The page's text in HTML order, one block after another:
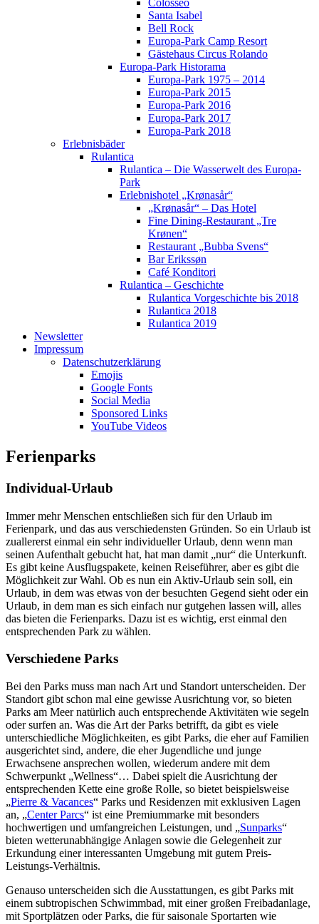
Colosseo
Santa Isabel
Bell Rock
Europa-Park Camp Resort
Gästehaus Circus Rolando
Europa-Park Historama
Europa-Park 1975 – 2014
Europa-Park 2015
Europa-Park 2016
Europa-Park 2017
Europa-Park 2018
Erlebnisbäder
Rulantica
Rulantica – Die Wasserwelt des Europa-
Park
Erlebnishotel „Krønasår“
„Krønasår“ – Das Hotel
Fine Dining-Restaurant „Tre
Krønen“
Restaurant „Bubba Svens“
Bar Erikssøn
Café Konditori
Rulantica – Geschichte
Rulantica Vorgeschichte bis 2018
Rulantica 2018
Rulantica 2019
Newsletter
Impressum
Datenschutzerklärung
Emojis
Google Fonts
Social Media
Sponsored Links
YouTube Videos
Ferienparks
Individual-Urlaub
Immer mehr Menschen entschließen sich für den Urlaub im
Ferienpark, und das aus verschiedensten Gründen. So ein Urlaub ist
zuallererst einmal ein sehr individueller Urlaub, denn wenn man
seinen Aufenthalt gebucht hat, hat man damit „nur“ die Unterkunft.
Es gibt keine Ausflugspakete, keinen Reiseführer, aber es gibt die
Möglichkeit zur Wahl. Ob es nun ein Aktiv-Urlaub sein soll, ein
Urlaub, in dem was etwas von der besuchten Gegend sieht oder ein
Urlaub, in dem man es sich einfach nur gutgehen lassen will, alles
das bieten die Ferienparks. Dazu ist es wichtig, erst einmal den
entsprechenden Park zu wählen.
Verschiedene Parks
Bei den Parks muss man nach Art und Standort unterscheiden. Der
Standort gibt schon mal eine gewisse Ausrichtung vor, so bieten
Parks am Meer natürlich auch entsprechende Aktivitäten wie segeln
oder surfen an. Was die Art der Parks betrifft, da gibt es viele
unterschiedliche Möglichkeiten, es gibt Parks, die eher auf Familien
ausgerichtet sind, andere, die eher Jugendliche und junge
Erwachsene ansprechen wollen, wiederum andere mit dem
Schwerpunkt „Wellness“… Dabei spielt die Ausrichtung der
entsprechenden Kette eine große Rolle, so bietet beispielsweise
„Pierre & Vacances“ Parks und Residenzen mit exklusiven Lagen
an, „Center Parcs“ ist eine Premiummarke mit besonders
hochwertigen und umfangreichen Leistungen, und „Sunparks“
bieten wetterunabhängige Anlagen sowie die Gelegenheit zur
Erkundung einer interessanten Umgebung mit gutem Preis-
Leistungs-Verhältnis.
Genauso unterscheiden sich die Ausstattungen, es gibt Parks mit
einem subtropischen Schwimmbad, mit einer großen Freibadanlage,
mit Sportplätzen oder Parks, die für saisonale Sportarten wie